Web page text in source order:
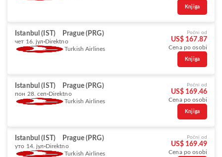
Knjiga
Istanbul (IST) Prague (PRG)
чет 16. јул Direktno
Turkish Airlines
Počni od
US$ 167.87
Cena po osobi
Knjiga
Istanbul (IST) Prague (PRG)
пон 28. сеп Direktno
Turkish Airlines
Počni od
US$ 169.46
Cena po osobi
Knjiga
Istanbul (IST) Prague (PRG)
уто 14. јул Direktno
Turkish Airlines
Počni od
US$ 169.49
Cena po osobi